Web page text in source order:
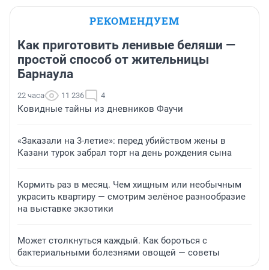
РЕКОМЕНДУЕМ
Как приготовить ленивые беляши —
простой способ от жительницы
Барнаула
22 часа 11 236 4
Ковидные тайны из дневников Фаучи
«Заказали на 3-летие»: перед убийством жены в
Казани турок забрал торт на день рождения сына
Кормить раз в месяц. Чем хищным или необычным
украсить квартиру — смотрим зелёное разнообразие
на выставке экзотики
Может столкнуться каждый. Как бороться с
бактериальными болезнями овощей — советы